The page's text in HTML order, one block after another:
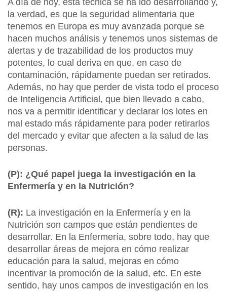
A día de hoy, esta técnica se ha ido desarrollando y,
la verdad, es que la seguridad alimentaria que
tenemos en Europa es muy avanzada porque se
hacen muchos análisis y tenemos unos sistemas de
alertas y de trazabilidad de los productos muy
potentes, lo cual deriva en que, en caso de
contaminación, rápidamente puedan ser retirados.
Además, no hay que perder de vista todo el proceso
de Inteligencia Artificial, que bien llevado a cabo,
nos va a permitir identificar y declarar los lotes en
mal estado más rápidamente para poder retirarlos
del mercado y evitar que afecten a la salud de las
personas.
(P): ¿Qué papel juega la investigación en la
Enfermería y en la Nutrición?
(R): La investigación en la Enfermería y en la
Nutrición son campos que están pendientes de
desarrollar. En la Enfermería, sobre todo, hay que
desarrollar áreas de mejora en cómo realizar
educación para la salud, mejoras en cómo
incentivar la promoción de la salud, etc. En este
sentido, hay unos campos de investigación en los